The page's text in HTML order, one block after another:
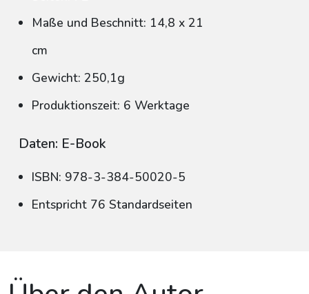
Maße und Beschnitt: 14,8 x 21
cm
Gewicht: 250,1g
Produktionszeit: 6 Werktage
Daten: E-Book
ISBN: 978-3-384-50020-5
Entspricht 76 Standardseiten